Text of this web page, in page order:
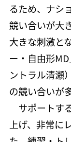
るため、ナシ
競い合いが大
大きな刺激と
ー・自由形
ントラル清瀬
の競い合いが
サポートす
上げ、非常に